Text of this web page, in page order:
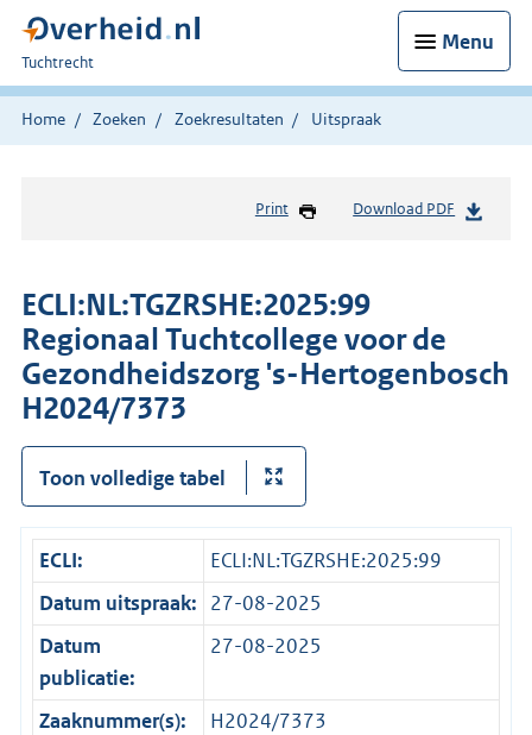
Menu
U
bent
hier:
Tuchtrecht
Home Zoeken Zoekresultaten Uitspraak
Print Download PDF
ECLI:NL:TGZRSHE:2025:99
Regionaal Tuchtcollege voor de
Gezondheidszorg 's-Hertogenbosch
H2024/7373
Toon volledige tabel
ECLI:
ECLI:NL:TGZRSHE:2025:99
Datum uitspraak: 27-08-2025
Datum
publicatie:
27-08-2025
Zaaknummer(s):
H2024/7373